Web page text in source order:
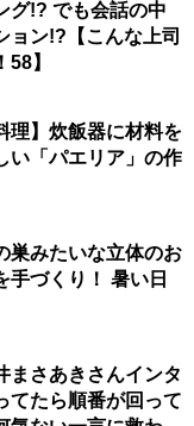
グ!? でも会話の中
ョン!?【こんな上司
58】
理】炊飯器に材料を
い「パエリア」の作
巣みたいな立体のお
手づくり！ 暑い日
まさあきさんインタ
てたら順番が回って